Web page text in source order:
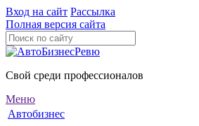
Вход на сайт Рассылка
Полная версия сайта
Свой среди профессионалов
Меню
Автобизнес